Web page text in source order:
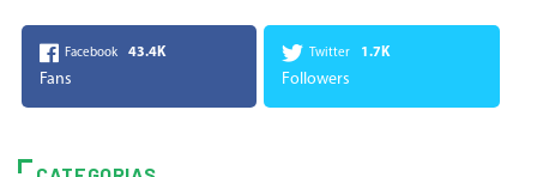
Facebook 43.4K
Fans
Twitter 1.7K
Followers